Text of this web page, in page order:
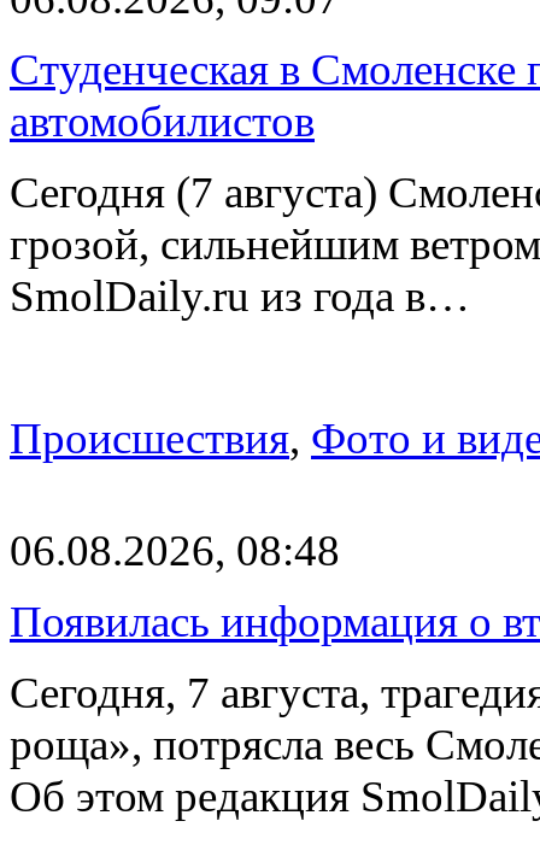
Студенческая в Смоленске
автомобилистов
Сегодня (7 августа)
грозой, сильнейшим
SmolDaily.ru из года в…
Происшествия, Фото и
06.08.2026, 08:48
Появилась информация о
Сегодня, 7 августа,
роща», потрясла весь
Об этом редакция